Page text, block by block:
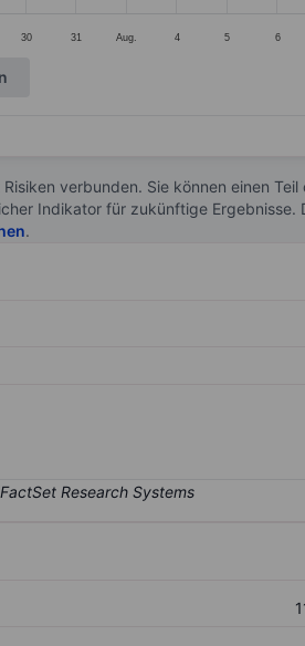
30 31 Aug. 4 5 6
verbunden. Sie können einen Teil
Indikator für zukünftige Ergebnisse.
.